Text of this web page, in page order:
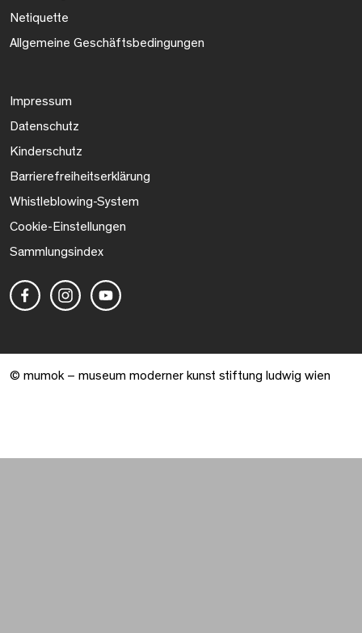
Netiquette
Allgemeine Geschäftsbedingungen
Impressum
Datenschutz
Kinderschutz
Barrierefreiheitserklärung
Whistleblowing-System
Cookie-Einstellungen
Sammlungsindex
© mumok – museum moderner kunst stiftung ludwig wien